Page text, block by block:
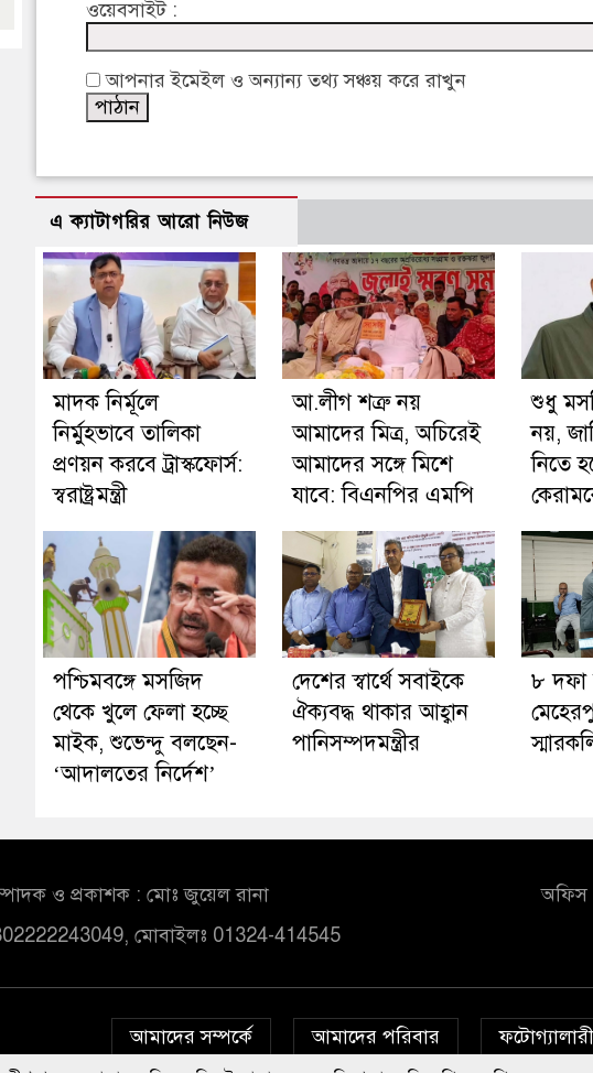
ওয়েবসাইট :
আপনার ইমেইল ও অন্যান্য তথ্য সঞ্চয় করে রাখুন
এ ক্যাটাগরির আরো নিউজ
মাদক নির্মূলে
নির্মুহভাবে তালিকা
প্রণয়ন করবে ট্রাস্কফোর্স:
স্বরাষ্ট্রমন্ত্রী
আ.লীগ শত্রু নয়
আমাদের মিত্র, অচিরেই
আমাদের সঙ্গে মিশে
যাবে: বিএনপির এমপি
শুধু
নয়,
নিতে
পশ্চিমবঙ্গে মসজিদ
থেকে খুলে ফেলা হচ্ছে
মাইক, শুভেন্দু বলছেন-
‘আদালতের নির্দেশ’
দেশের স্বার্থে সবাইকে
ঐক্যবদ্ধ থাকার আহ্বান
পানিসম্পদমন্ত্রীর
৮ দফা
ও প্রকাশক : মোঃ জুয়েল রানা
মোবাইলঃ 01324-414545
অফিস
আমাদের সম্পর্কে আমাদের পরিবার ফটোগ্যালারী